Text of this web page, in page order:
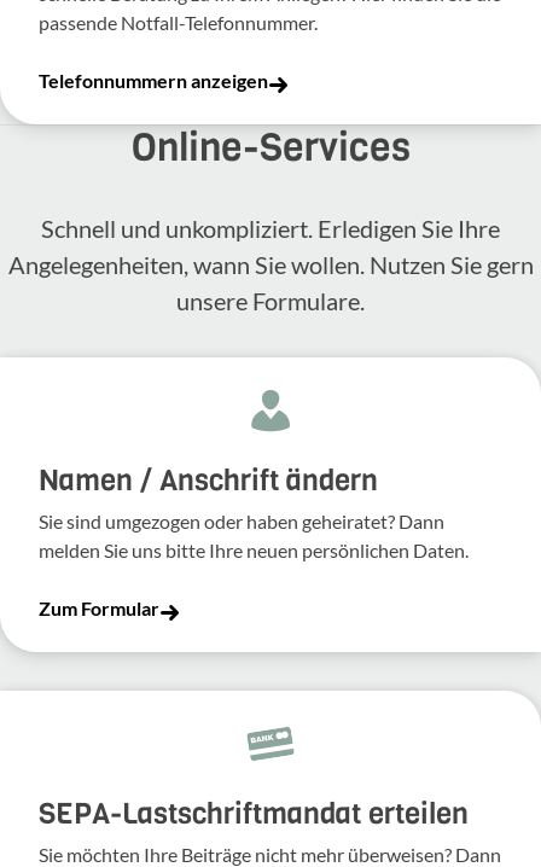
passende Notfall-Telefonnummer.
Telefonnummern anzeigen
Online-​Services
Schnell und unkompliziert. Erledigen Sie Ihre
Angelegenheiten, wann Sie wollen. Nutzen Sie gern
unsere Formulare.
Namen / Anschrift ändern
Sie sind umgezogen oder haben geheiratet? Dann
melden Sie uns bitte Ihre neuen persönlichen Daten.
Zum Formular
SEPA-Lastschriftmandat erteilen
Sie möchten Ihre Beiträge nicht mehr überweisen? Dann